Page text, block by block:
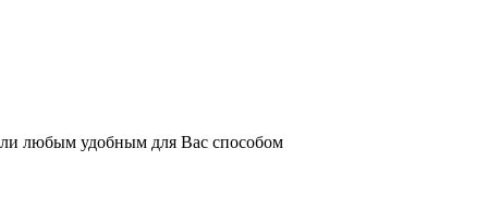
любым удобным для Вас способом